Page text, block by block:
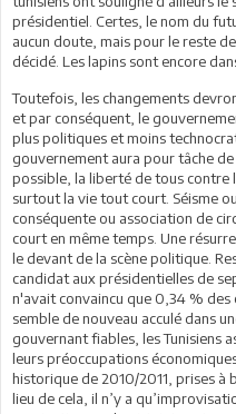
présidentiel. Certes, le nom du
aucun doute, mais pour le reste
décidé. Les lapins sont encore
Toutefois, les changements
et par conséquent, le
plus politiques et moins
gouvernement aura pour tâche
possible, la liberté de tous contre
surtout la vie tout court. Séisme
conséquente ou association de
court en même temps. Une
le devant de la scène politique.
candidat aux présidentielles de
n'avait convaincu que 0,34 %
semble de nouveau acculé dans
gouvernant fiables, les Tunisiens
leurs préoccupations
historique de 2010/2011, prises à
lieu de cela, il n’y a